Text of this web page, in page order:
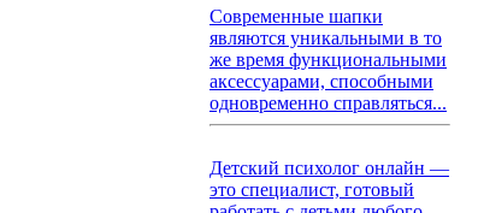
Современные шапки
являются уникальными в то
же время функциональными
аксессуарами, способными
одновременно справляться...
Детский психолог онлайн —
это специалист, готовый